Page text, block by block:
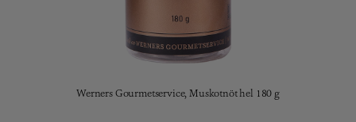
Werners Gourmetservice,Muskotnöt hel 180 g